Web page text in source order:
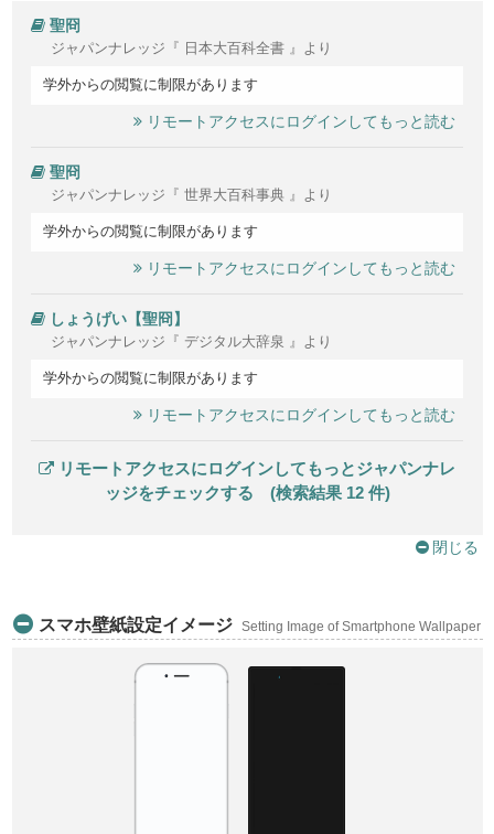
聖冏
ジャパンナレッジ『 日本大百科全書 』より
学外からの閲覧に制限があります
リモートアクセスにログインしてもっと読む
聖冏
ジャパンナレッジ『 世界大百科事典 』より
学外からの閲覧に制限があります
リモートアクセスにログインしてもっと読む
しょうげい【聖冏】
ジャパンナレッジ『 デジタル大辞泉 』より
学外からの閲覧に制限があります
リモートアクセスにログインしてもっと読む
リモートアクセスにログインしてもっとジャパンナレ
ッジをチェックする (検索結果 12 件)
閉じる
スマホ壁紙設定イメージ Setting Image of Smartphone Wallpaper